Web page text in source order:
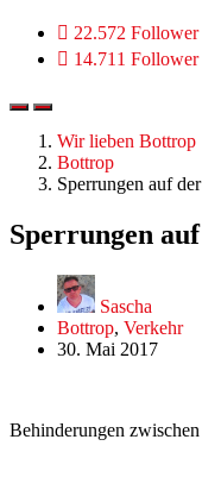
22.572 Follower
14.711 Follower
Wir lieben Bottrop
Bottrop
Sperrungen auf
Sperrungen
Sascha
Bottrop, Verkehr
30. Mai 2017
Behinderungen